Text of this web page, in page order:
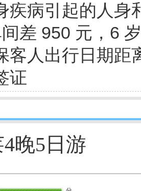
疾病引起的人身
差 950 元，6
客人出行日期距
证
晚5日游